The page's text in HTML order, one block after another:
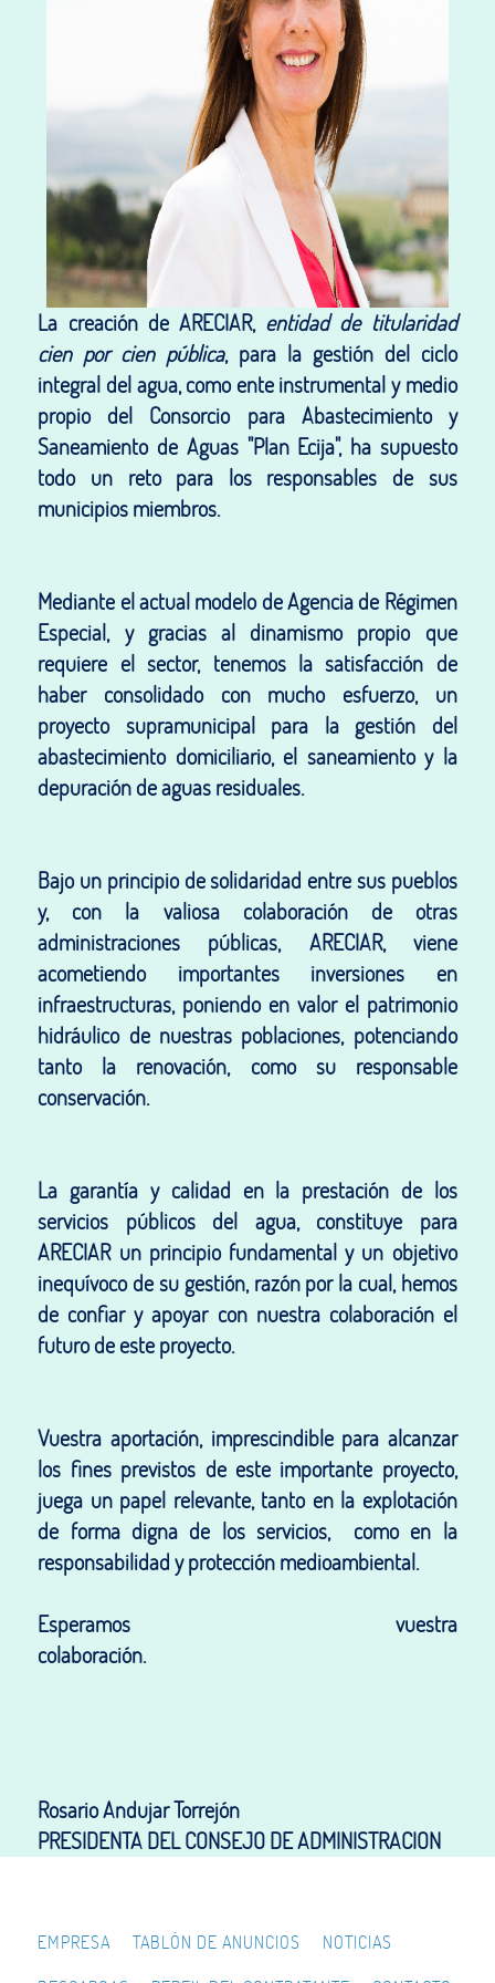
La creación de ARECIAR, entidad de titularidad
cien por cien pública, para la gestión del ciclo
integral del agua, como ente instrumental y medio
propio del Consorcio para Abastecimiento y
Saneamiento de Aguas "Plan Ecija", ha supuesto
todo un reto para los responsables de sus
municipios miembros.
Mediante el actual modelo de Agencia de Régimen
Especial, y gracias al dinamismo propio que
requiere el sector, tenemos la satisfacción de
haber consolidado con mucho esfuerzo, un
proyecto supramunicipal para la gestión del
abastecimiento domiciliario, el saneamiento y la
depuración de aguas residuales.
Bajo un principio de solidaridad entre sus pueblos
y, con la valiosa colaboración de otras
administraciones públicas, ARECIAR, viene
acometiendo importantes inversiones en
infraestructuras, poniendo en valor el patrimonio
hidráulico de nuestras poblaciones, potenciando
tanto la renovación, como su responsable
conservación.
La garantía y calidad en la prestación de los
servicios públicos del agua, constituye para
ARECIAR un principio fundamental y un objetivo
inequívoco de su gestión, razón por la cual, hemos
de confiar y apoyar con nuestra colaboración el
futuro de este proyecto.
Vuestra aportación, imprescindible para alcanzar
los fines previstos de este importante proyecto,
juega un papel relevante, tanto en la explotación
de forma digna de los servicios, como en la
responsabilidad y protección medioambiental.
Esperamos vuestra
colaboración.
Rosario Andujar Torrejón
PRESIDENTA DEL CONSEJO DE ADMINISTRACION
EMPRESA TABLÓN DE ANUNCIOS NOTICIAS